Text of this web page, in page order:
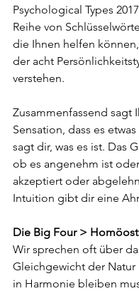
Psychological Types
Reihe von
die Ihnen helfen
der acht
verstehen.
Zusammenfassend sagt
Sensation, dass es
sagt dir, was es ist. Das
ob es angenehm ist
akzeptiert oder
Intuition gibt dir eine
Die Big Four >
Wir sprechen oft über
Gleichgewicht der Natur
in Harmonie bleiben